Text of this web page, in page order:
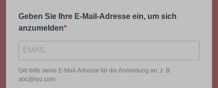
Geben Sie Ihre E-Mail-Adresse ein, um sich
anzumelden
Gib bitte deine E-Mail-Adresse für die Anmeldung an, z. B.
abc@xyz.com.